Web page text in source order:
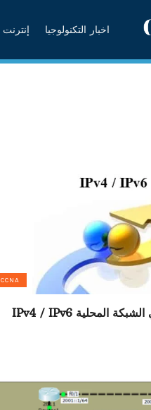
اخبار التكنولوجيا إنترنت
CCNA
مشاكل العناوين في الشبكة المحلية IPv4 / IPv6